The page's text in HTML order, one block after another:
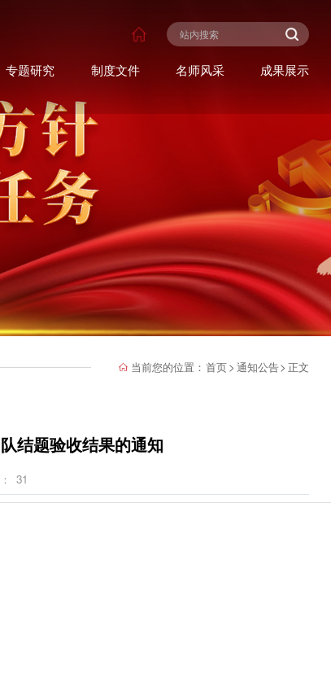
专题研究 制度文件 名师风采 成果展示
当前您的位置： 首页> 通知公告> 正文
结题验收结果的通知
31